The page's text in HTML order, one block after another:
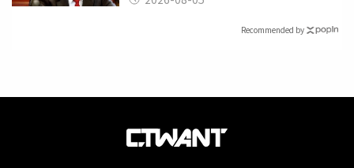
Recommended by